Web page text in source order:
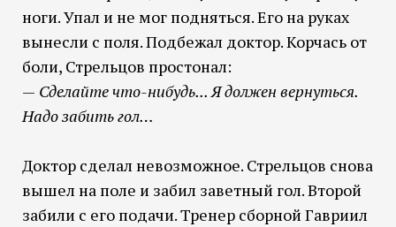
ноги. Упал и не мог подняться. Его на руках
вынесли с поля. Подбежал доктор. Корчась от
боли, Стрельцов простонал:
— Сделайте что-нибудь... Я должен вернуться.
Надо забить гол…
Доктор сделал невозможное. Стрельцов снова
вышел на поле и забил заветный гол. Второй
забили с его подачи. Тренер сборной Гавриил